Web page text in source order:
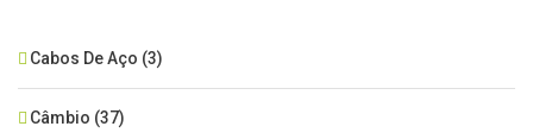
Cabos De Aço (3)
Câmbio (37)